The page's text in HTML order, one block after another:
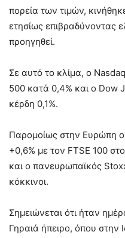
πορεία των τιμών,
ετησίως επιβραδύνοντας
προηγηθεί.
Σε αυτό το κλίμα, ο
500 κατά 0,4% και ο Dow
κέρδη 0,1%.
Παρομοίως στην Ευρώπη ο
+0,6% με τον FTSE 100
και ο πανευρωπαϊκός
κόκκινοι.
Σημειώνεται ότι ήταν
Γηραιά ήπειρο, όπου στην